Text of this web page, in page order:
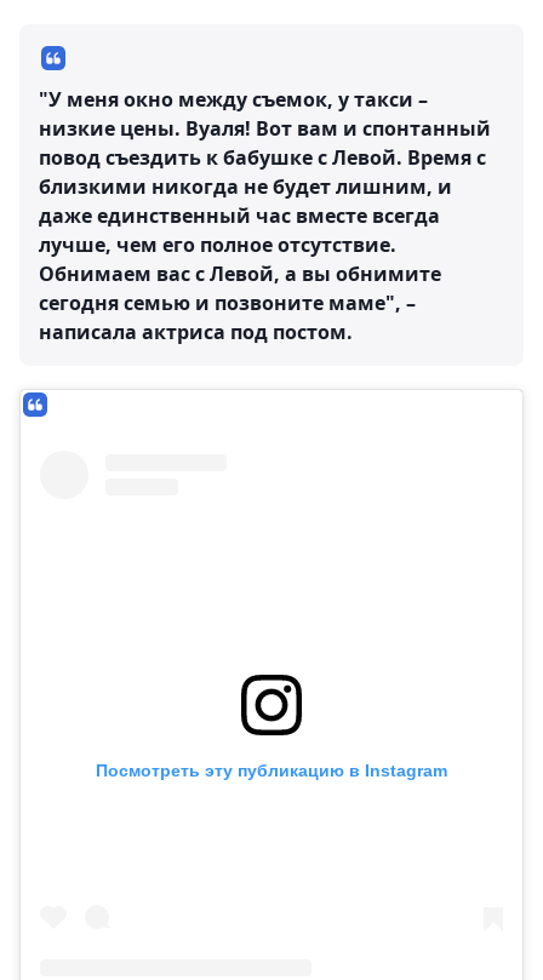
"У меня окно между съемок, у такси –
низкие цены. Вуаля! Вот вам и спонтанный
повод съездить к бабушке с Левой. Время с
близкими никогда не будет лишним, и
даже единственный час вместе всегда
лучше, чем его полное отсутствие.
Обнимаем вас с Левой, а вы обнимите
сегодня семью и позвоните маме", –
написала актриса под постом.
Посмотреть эту публикацию в Instagram